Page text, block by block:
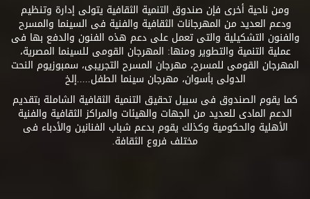
ومن ناحية أخرى فإن صندوق التنمية الثقافية يتولى إدارة وتنظيم
ودعم العديد من المهرجانات الثقافية والفنية فى السينما والمسرح
والفنون التشكيلية والتى تعمل على دعم هذه الفنون والدفع بها فى
عملية التنمية والتطوير ومنها: المهرجان القومى للسينما المصرية،
المهرجان القومى للمسرح، مهرجان المسرح التجريبى، سمبوزيوم النحت
الدولى بأسوان، مهرجان سينما الطفل.....إلخ
كما يقوم الصندوق فى سبيل تحقيق التنمية الثقافية الشاملة بتقديم
الدعم المادى للعديد من الجهات والهيئات والمراكز الثقافية والفنية
الأهلية والحكومية وكذلك يقوم بدعم شباب الفنانين والأدباء فى
مختلف فروع الثقافة.